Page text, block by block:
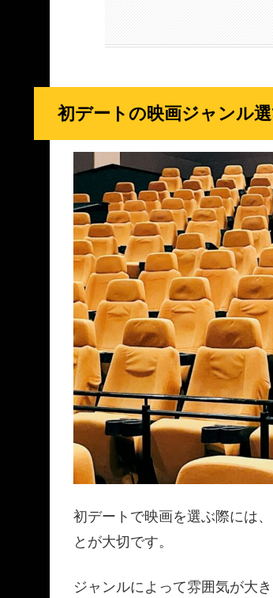
初デートの映画ジャンル
初デートで映画を選ぶ際には
とが大切です。
ジャンルによって雰囲気が大